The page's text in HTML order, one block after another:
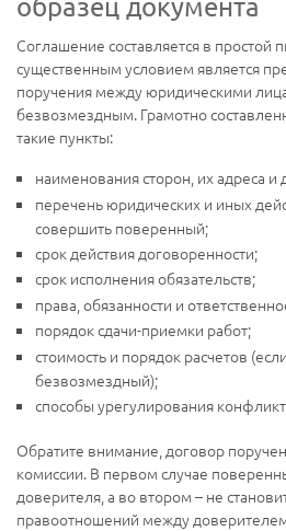
Соглашение составляется в
существенным условием является
поручения между юридическими
безвозмездным. Грамотно
такие пункты:
наименования сторон, их адреса и
перечень юридических и иных
совершить поверенный;
срок действия договоренности;
срок исполнения обязательств;
права, обязанности и
порядок сдачи-приемки работ;
стоимость и порядок расчетов
безвозмездный);
способы урегулирования
Обратите внимание, договор
комиссии. В первом случае
доверителя, а во втором – не
правоотношений между